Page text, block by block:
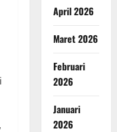
April 2026
Maret 2026
Februari
2026
Januari
2026